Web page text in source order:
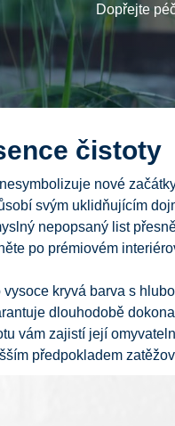
Dopřejte
čistoty
nové
svým uklidňujícím
nepopsaný list
po prémiovém
vysoce kryvá barva s
dlouhodobě
vám zajistí její
předpokladem